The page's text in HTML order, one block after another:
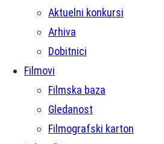
Aktuelni konkursi
Arhiva
Dobitnici
Filmovi
Filmska baza
Gledanost
Filmografski karton